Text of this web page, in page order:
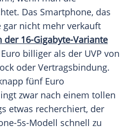
Das Smartphone, das
gar nicht mehr verkauft
der 16-Gigabyte-Variante
billiger als der UVP von
oder Vertragsbindung.
fünf Euro
zwar nach einem tollen
etwas recherchiert, der
5s-Modell schnell zu